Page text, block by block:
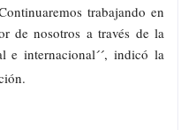
trabajando en
de nosotros a través de la
e internacional´´, indicó la